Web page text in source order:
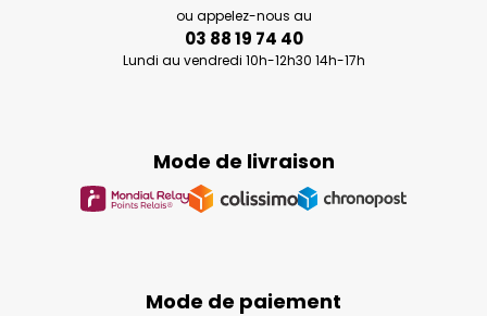
Mode de paiement
Mode de livraison
ou appelez-nous au
03 88 19 74 40
Lundi au vendredi 10h-12h30 14h-17h